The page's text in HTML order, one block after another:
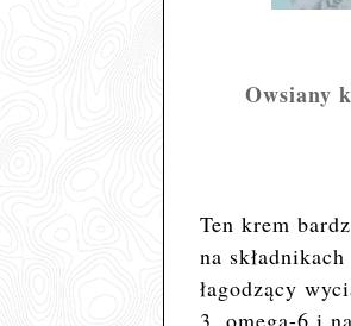
Owsiany
Ten krem
na
łagodzący
3, omega-6 i